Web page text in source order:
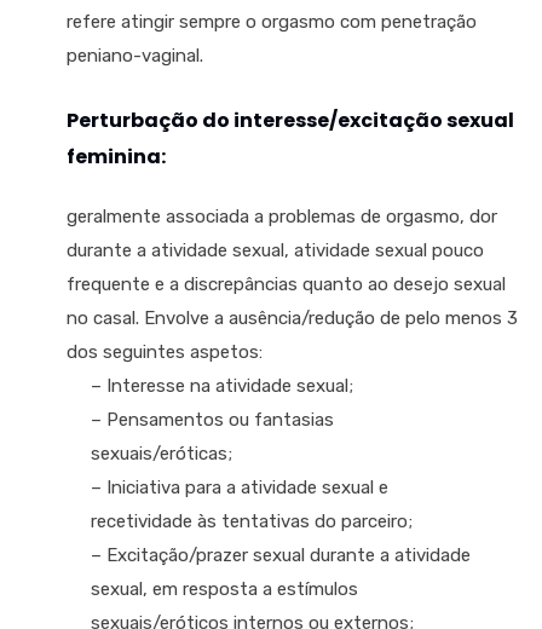
refere atingir sempre o orgasmo com penetração
peniano-vaginal.
Perturbação do interesse/excitação sexual
feminina:
geralmente associada a problemas de orgasmo, dor
durante a atividade sexual, atividade sexual pouco
frequente e a discrepâncias quanto ao desejo sexual
no casal. Envolve a ausência/redução de pelo menos 3
dos seguintes aspetos:
– Interesse na atividade sexual;
– Pensamentos ou fantasias
sexuais/eróticas;
– Iniciativa para a atividade sexual e
recetividade às tentativas do parceiro;
– Excitação/prazer sexual durante a atividade
sexual, em resposta a estímulos
sexuais/eróticos internos ou externos;